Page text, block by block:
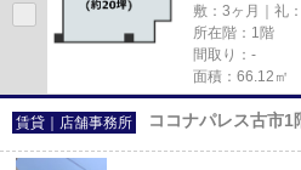
敷：3ヶ月｜礼
所在階：1階
間取り：-
面積：66.12㎡
賃貸｜店舗事務所 ココナパレス古市1